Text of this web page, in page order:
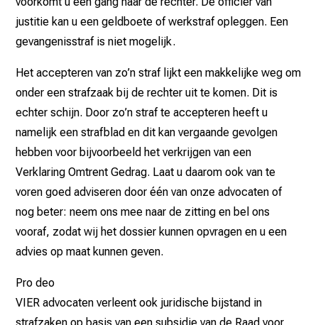
justitie kan u een geldboete of werkstraf opleggen. Een
gevangenisstraf is niet mogelijk.
Het accepteren van zo’n straf lijkt een makkelijke weg om
onder een strafzaak bij de rechter uit te komen. Dit is
echter schijn. Door zo’n straf te accepteren heeft u
namelijk een strafblad en dit kan vergaande gevolgen
hebben voor bijvoorbeeld het verkrijgen van een
Verklaring Omtrent Gedrag. Laat u daarom ook van te
voren goed adviseren door één van onze advocaten of
nog beter: neem ons mee naar de zitting en bel ons
vooraf, zodat wij het dossier kunnen opvragen en u een
advies op maat kunnen geven.
Pro deo
VIER advocaten verleent ook juridische bijstand in
strafzaken op basis van een subsidie van de Raad voor